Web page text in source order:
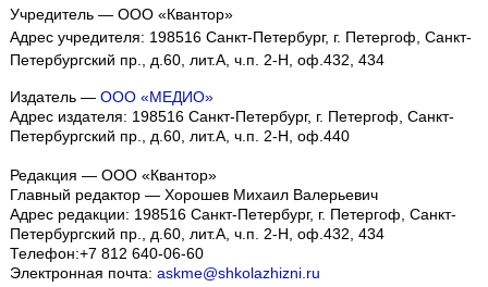
Учредитель — ООО «Квантор»
Адрес учредителя: 198516 Санкт-Петербург, г. Петергоф, Санкт-
Петербургский пр., д.60, лит.А, ч.п. 2-Н, оф.432, 434
Издатель — ООО «МЕДИО»
Адрес издателя: 198516 Санкт-Петербург, г. Петергоф, Санкт-
Петербургский пр., д.60, лит.А, ч.п. 2-Н, оф.440
Редакция — ООО «Квантор»
Главный редактор — Хорошев Михаил Валерьевич
Адрес редакции: 198516 Санкт-Петербург, г. Петергоф Санкт-
Петербургский пр., д.60, лит.А, ч.п. 2-Н, оф.432, 434
Телефон:+7 812 640-06-60
Электронная почта: askme@shkolazhizni.ru